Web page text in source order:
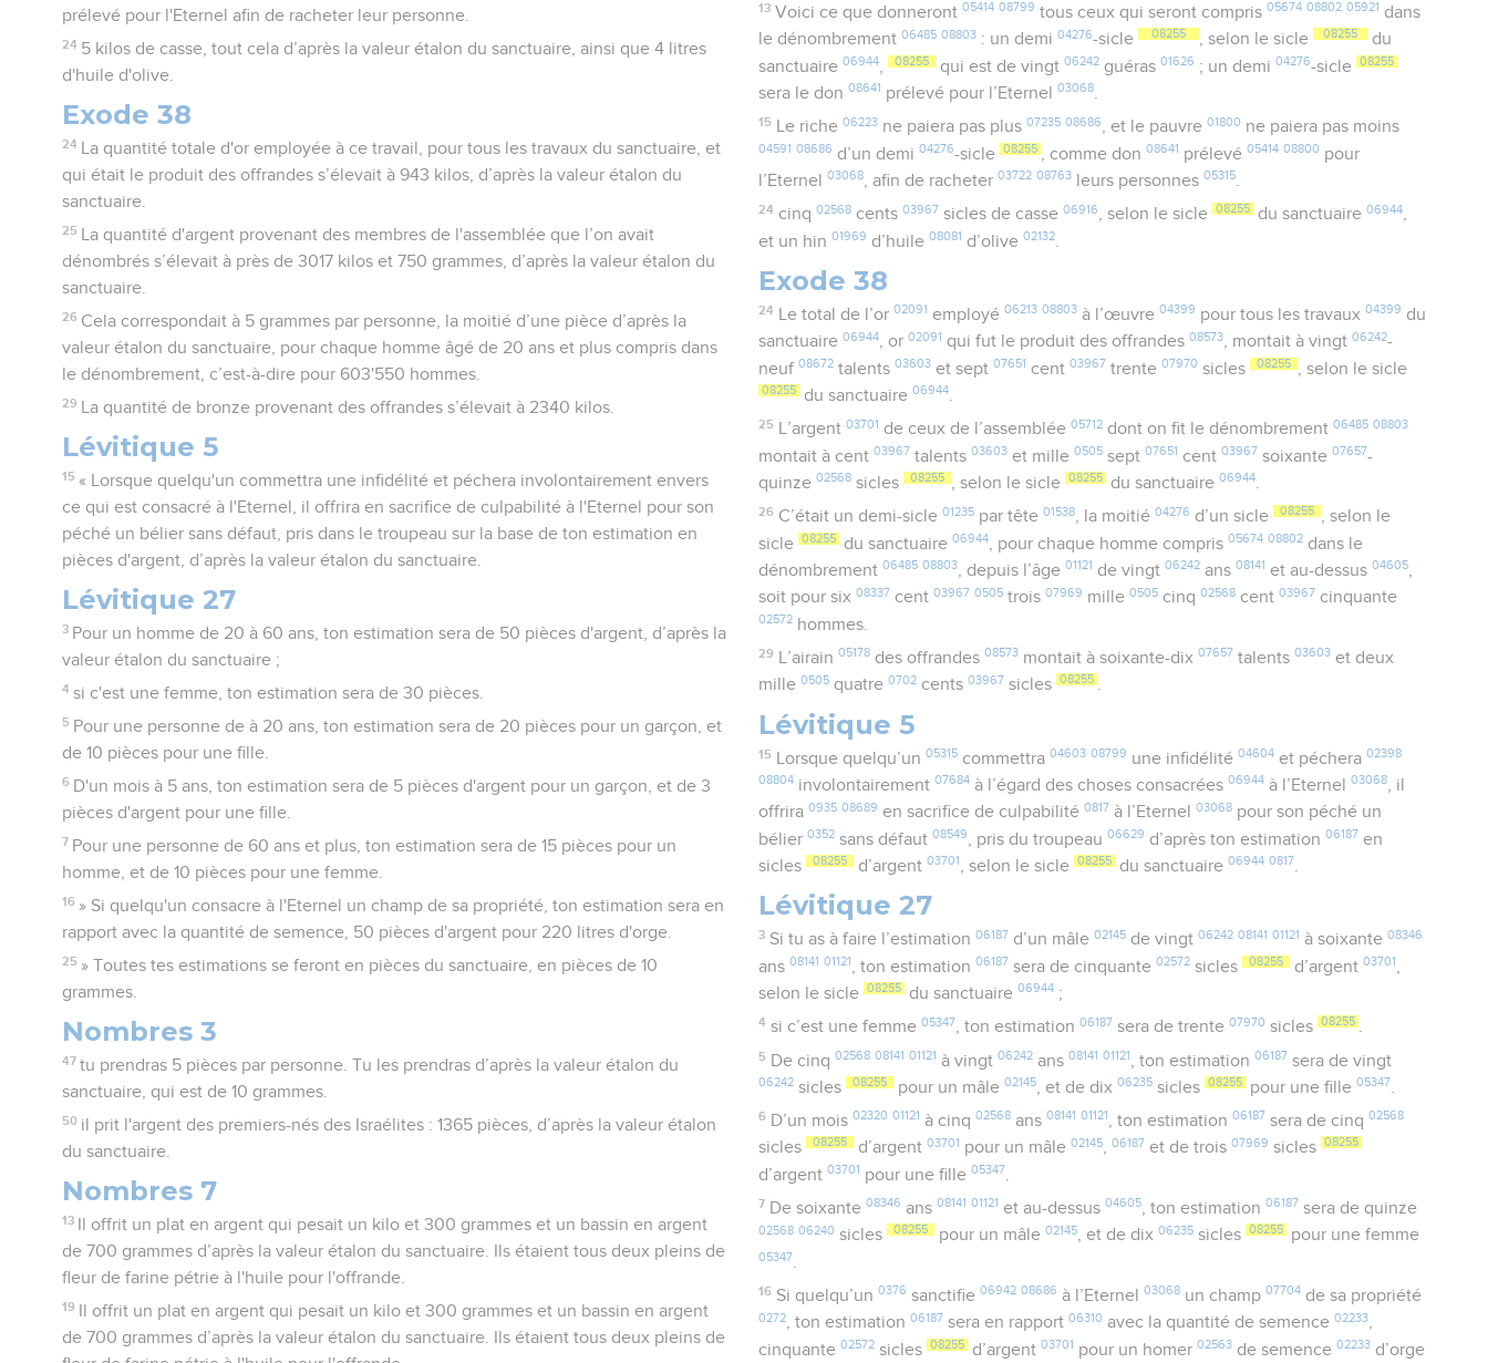
prélevé pour l'Eternel afin de racheter leur personne.
24 5 kilos de casse, tout cela d’après la valeur étalon du sanctuaire, ainsi que 4 litres
d'huile d'olive.
Exode 38
24
La quantité totale d'or employée à ce travail, pour tous les travaux du sanctuaire, et
qui était le produit des offrandes s’élevait à 943 kilos, d’après la valeur étalon du
sanctuaire.
25
La quantité d'argent provenant des membres de l'assemblée que l’on avait
dénombrés s’élevait à près de 3017 kilos et 750 grammes, d’après la valeur étalon du
sanctuaire.
26 Cela correspondait à 5 grammes par personne, la moitié d’une pièce d’après la
valeur étalon du sanctuaire, pour chaque homme âgé de 20 ans et plus compris dans
le dénombrement, c’est-à-dire pour 603'550 hommes.
29 La quantité de bronze provenant des offrandes s’élevait à 2340 kilos.
Lévitique 5
15 « Lorsque quelqu'un commettra une infidélité et péchera involontairement envers
ce qui est consacré à l'Eternel, il offrira en sacrifice de culpabilité à l'Eternel pour son
péché un bélier sans défaut, pris dans le troupeau sur la base de ton estimation en
pièces d'argent, d’après la valeur étalon du sanctuaire.
Lévitique 27
3 Pour un homme de 20 à 60 ans, ton estimation sera de 50 pièces d'argent, d’après la
valeur étalon du sanctuaire ;
4 si c'est une femme, ton estimation sera de 30 pièces.
5 Pour une personne de à 20 ans, ton estimation sera de 20 pièces pour un garçon, et
de 10 pièces pour une fille.
6 D'un mois à 5 ans, ton estimation sera de 5 pièces d'argent pour un garçon, et de 3
pièces d'argent pour une fille.
7 Pour une personne de 60 ans et plus, ton estimation sera de 15 pièces pour un
homme, et de 10 pièces pour une femme.
16 » Si quelqu'un consacre à l'Eternel un champ de sa propriété, ton estimation sera en
rapport avec la quantité de semence, 50 pièces d'argent pour 220 litres d'orge.
25 » Toutes tes estimations se feront en pièces du sanctuaire, en pièces de 10
grammes.
Nombres 3
47 tu prendras 5 pièces par personne. Tu les prendras d’après la valeur étalon du
sanctuaire, qui est de 10 grammes.
50 il prit l'argent des premiers-nés des Israélites : 1365 pièces, d’après la valeur étalon
du sanctuaire.
Nombres 7
13
Il offrit un plat en argent qui pesait un kilo et 300 grammes et un bassin en argent
de 700 grammes d’après la valeur étalon du sanctuaire. Ils étaient tous deux pleins de
fleur de farine pétrie à l'huile pour l'offrande.
19
Il offrit un plat en argent qui pesait un kilo et 300 grammes et un bassin en argent
de 700 grammes d’après la valeur étalon du sanctuaire. Ils étaient tous deux pleins de
13 Voici ce que donneront 05414 08799 tous ceux qui seront compris 05674 08802 05921
dans
le dénombrement06485 08803 : un demi04276-sicle 08255 , selon le sicle 08255
du
sanctuaire06944 , 08255 qui est de vingt06242 guéras01626 ; un demi04276-sicle 08255
sera le don08641 prélevé pour l’Eternel03068.
15 Le riche 06223ne paiera pas plus 07235 08686, et le pauvre 01800 ne paiera pas moins
04591 08686 d’un demi04276-sicle 08255 , comme don08641 prélevé05414 08800 pour
l’Eternel03068, afin de racheter03722 08763 leurs personnes05315.
24 cinq 02568cents 03967 sicles de casse 06916, selon le sicle 08255 du sanctuaire 06944,
et un hin01969 d’huile08081 d’olive02132
Exode 38
24 Le total de l’or 02091 employé 06213 08803à l’œuvre 04399 pour tous les travaux 04399 du
sanctuaire06944, or02091 qui fut le produit des offrandes08573, montait à vingt06242-
neuf08672 talents03603 et sept07651 cent03967 trente07970 sicles 08255 , selon le sicle
08255 du sanctuaire06944.
25 L’argent 03701 de ceux de l’assemblée 05712dont on fit le dénombrement 06485 08803
montait à cent03967 talents03603 et mille0505 sept07651 cent03967 soixante07657-
quinze02568 sicles 08255 , selon le sicle 08255 du sanctuaire06944.
26 C’était un demi-sicle 01235par tête 01538, la moitié 04276 d’un sicle 08255 , selon le
sicle 08255 du sanctuaire06944 , pour chaque homme compris05674 08802 dans le
dénombrement06485 08803, depuis l’âge01121 de vingt06242 ans08141 et au-dessus04605,
soit pour six08337 cent03967 0505 trois07969 mille0505 cinq02568 cent03967 cinquante
02572 hommes.
29 L’airain 05178des offrandes 08573montait à soixante-dix 07657 talents 03603et deux
mille0505 quatre0702 cents03967 sicles 08255 .
Lévitique 5
15 Lorsque quelqu’un 05315commettra 04603 08799 une infidélité 04604et péchera 02398
08804 involontairement07684 à l’égard des choses consacrées06944 à l’Eternel03068, il
offrira0935 08689 en sacrifice de culpabilité0817 à l’Eternel03068 pour son péché un
bélier0352 sans défaut08549 , pris du troupeau06629 d’après ton estimation06187 en
sicles 08255 d’argent03701 , selon le sicle 08255 du sanctuaire06944 0817
Lévitique 27
3 Si tu as à faire l’estimation 06187 d’un mâle 02145de vingt 06242 08141 01121 à soixante 08346
ans08141 01121 , ton estimation06187 sera de cinquante02572 sicles 08255 d’argent03701
selon le sicle 08255 du sanctuaire06944 ;
4 si c’est une femme 05347, ton estimation 06187 sera de trente 07970 sicles 08255 .
5 De cinq 02568 08141 01121 à vingt 06242ans 08141 01121 , ton estimation 06187 sera de vingt
06242 sicles 08255 pour un mâle02145 , et de dix06235 sicles 08255 pour une fille05347
6 D’un mois 02320 01121 à cinq 02568ans 08141 01121 , ton estimation 06187 sera de cinq 02568
sicles 08255 d’argent03701 pour un mâle02145,06187 et de trois07969 sicles 08255
d’argent03701 pour une fille05347
7 De soixante 08346 ans 08141 01121 et au-dessus 04605, ton estimation 06187 sera de quinze
02568 06240 sicles 08255 pour un mâle02145, et de dix06235 sicles 08255 pour une femme
05347
16 Si quelqu’un 0376 sanctifie 06942 08686 à l’Eternel 03068un champ 07704de sa propriété
0272, ton estimation06187 sera en rapport06310 avec la quantité de semence02233,
cinquante02572 sicles 08255 d’argent03701 pour un homer02563 de semence02233 d’orge